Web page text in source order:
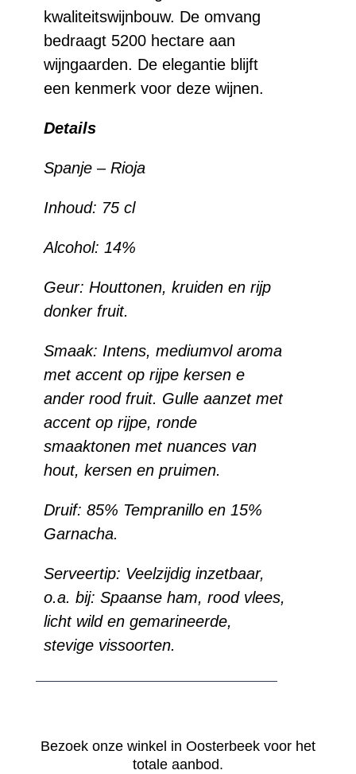
kwaliteitswijnbouw. De omvang
bedraagt 5200 hectare aan
wijngaarden. De elegantie blijft
een kenmerk voor deze wijnen.
Details
Spanje – Rioja
Inhoud: 75 cl
Alcohol: 14%
Geur: Houttonen, kruiden en rijp
donker fruit.
Smaak: Intens, mediumvol aroma
met accent op rijpe kersen e
ander rood fruit. Gulle aanzet met
accent op rijpe, ronde
smaaktonen met nuances van
hout, kersen en pruimen.
Druif: 85% Tempranillo en 15%
Garnacha.
Serveertip: Veelzijdig inzetbaar,
o.a. bij: Spaanse ham, rood vlees,
licht wild en gemarineerde,
stevige vissoorten.
Bezoek onze winkel in Oosterbeek voor het
totale aanbod.